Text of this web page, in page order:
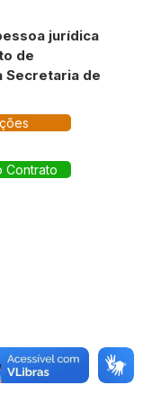
jurídica
de
Secretaria de
Contrato